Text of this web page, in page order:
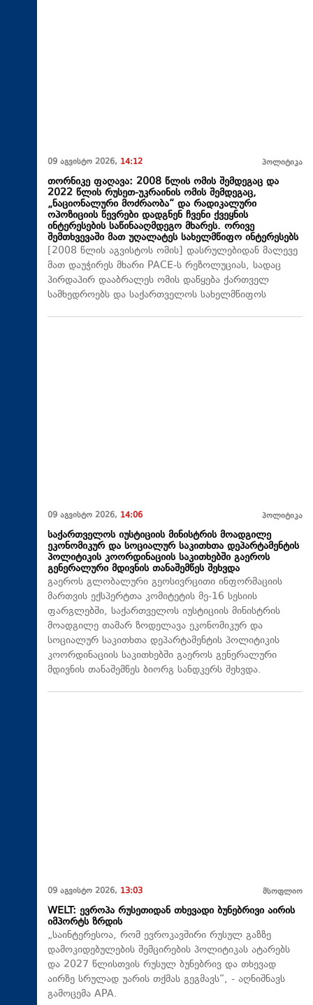
09 აგვისტო 2026, 14:12 პოლიტიკა
თორნიკე ფაღავა: 2008 წლის ომის შემდეგაც და
2022 წლის რუსეთ-უკრაინის ომის შემდეგაც,
„ნაციონალური მოძრაობა“ და რადიკალური
ოპოზიციის წევრები დადგნენ ჩვენი ქვეყნის
ინტერესების საწინააღმდეგო მხარეს. ორივე
შემთხვევაში მათ უღალატეს სახელმწიფო ინტერესებს
[2008 წლის აგვისტოს ომის] დასრულებიდან მალევე
მათ დაუჭირეს მხარი PACE-ს რეზოლუციას, სადაც
პირდაპირ დააბრალეს ომის დაწყება ქართველ
სამხედროებს და საქართველოს სახელმწიფოს
09 აგვისტო 2026, 14:06 პოლიტიკა
საქართველოს იუსტიციის მინისტრის მოადგილე
ეკონომიკურ და სოციალურ საკითხთა დეპარტამენტის
პოლიტიკის კოორდინაციის საკითხებში გაეროს
გენერალური მდივნის თანაშემწეს შეხვდა
გაეროს გლობალური გეოსივრცითი ინფორმაციის
მართვის ექსპერტთა კომიტეტის მე-16 სესიის
ფარგლებში, საქართველოს იუსტიციის მინისტრის
მოადგილე თამარ ზოდელავა ეკონომიკურ და
სოციალურ საკითხთა დეპარტამენტის პოლიტიკის
კოორდინაციის საკითხებში გაეროს გენერალური
მდივნის თანაშემწეს ბიორგ სანდკერს შეხვდა.
09 აგვისტო 2026, 13:03 მსოფლიო
WELT: ევროპა რუსეთიდან თხევადი ბუნებრივი აირის
იმპორტს ზრდის
„საინტერესოა, რომ ევროკავშირი რუსულ გაზზე
დამოკიდებულების შემცირების პოლიტიკას ატარებს
და 2027 წლისთვის რუსულ ბუნებრივ და თხევად
აირზე სრულად უარის თქმას გეგმავს“, - აღნიშნავს
გამოცემა APA.